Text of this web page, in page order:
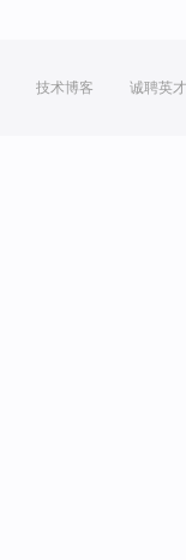
技术博客 诚聘英才